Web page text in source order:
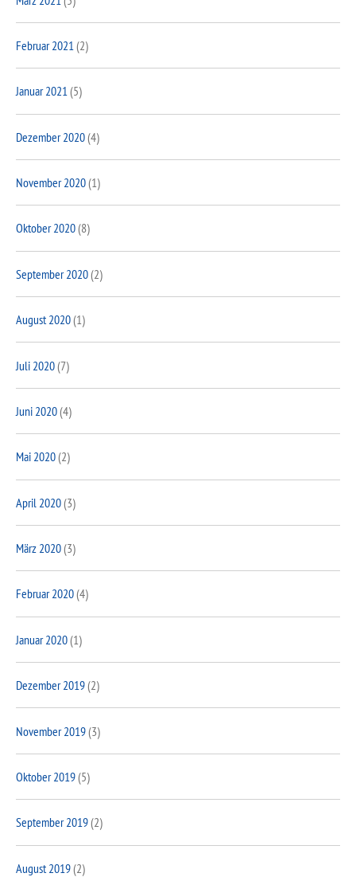
Februar 2021 (2)
Januar 2021(5)
Dezember 2020(4)
November 2020(1)
Oktober 2020(8)
September 2020(2)
August 2020(1)
Juli 2020(7)
Juni 2020(4)
Mai 2020(2)
April 2020(3)
März 2020(3)
Februar 2020(4)
Januar 2020(1)
Dezember 2019(2)
November 2019(3)
Oktober 2019(5)
September 2019(2)
August 2019(2)